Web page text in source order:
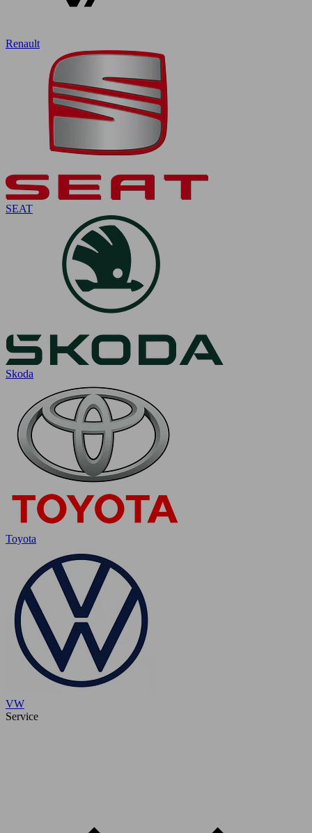
Renault
SEAT
Skoda
Toyota
VW
Service